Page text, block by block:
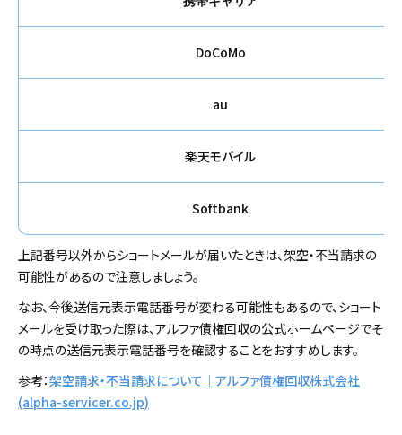
DoCoMo
au
楽天モバイル
Softbank
上記番号以外からショートメールが届いたときは、架空・不当請求の
可能性があるので注意しましょう。
なお、今後送信元表示電話番号が変わる可能性もあるので、ショート
メールを受け取った際は、アルファ債権回収の公式ホームページでそ
の時点の送信元表示電話番号を確認することをおすすめします。
参考：架空請求・不当請求について│アルファ債権回収株式会社
(alpha-servicer.co.jp)